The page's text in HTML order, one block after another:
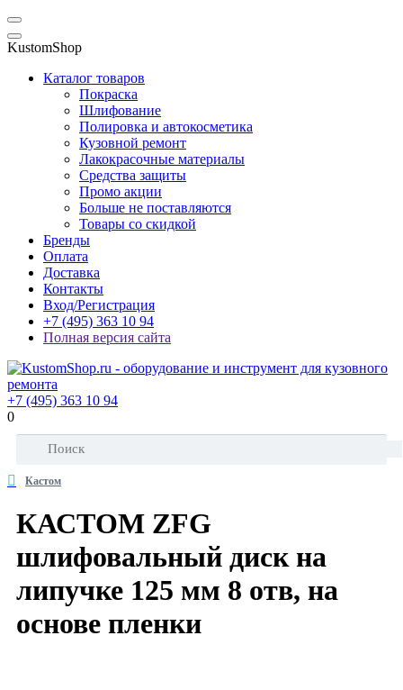
KustomShop
Каталог товаров
Покраска
Шлифование
Полировка и автокосметика
Кузовной ремонт
Лакокрасочные материалы
Средства защиты
Промо акции
Больше не поставляются
Товары со скидкой
Бренды
Оплата
Доставка
Контакты
Вход/Регистрация
+7 (495) 363 10 94
Полная версия сайта
+7 (495) 363 10 94
0
Кастом
КАСТОМ ZFG
шлифовальный диск на
липучке 125 мм 8 отв, на
основе пленки